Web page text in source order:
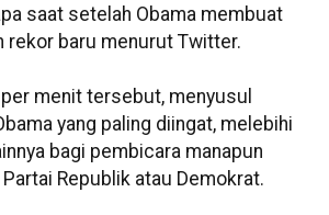
saat setelah Obama membuat
rekor baru menurut Twitter.
menit tersebut, menyusul
yang paling diingat, melebihi
bagi pembicara manapun
Republik atau Demokrat.